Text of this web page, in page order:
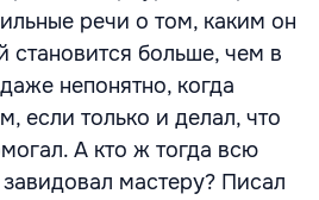
речи о том, каким он
становится больше, чем в
непонятно, когда
если только и делал, что
А кто ж тогда всю
мастеру? Писал